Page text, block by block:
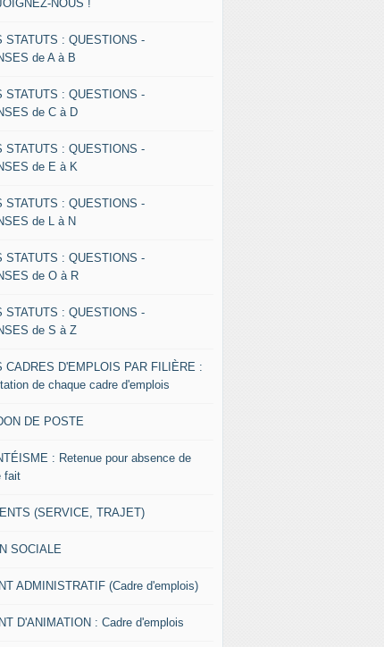
NOUS !
STATUTS : QUESTIONS -
de A à B
STATUTS : QUESTIONS -
de C à D
STATUTS : QUESTIONS -
de E à K
STATUTS : QUESTIONS -
de L à N
STATUTS : QUESTIONS -
de O à R
STATUTS : QUESTIONS -
de S à Z
CADRES D'EMPLOIS PAR FILIÈRE :
de chaque cadre d'emplois
DE POSTE
: Retenue pour absence de
fait
(SERVICE, TRAJET)
SOCIALE
ADMINISTRATIF (Cadre d'emplois)
D'ANIMATION : Cadre d'emplois